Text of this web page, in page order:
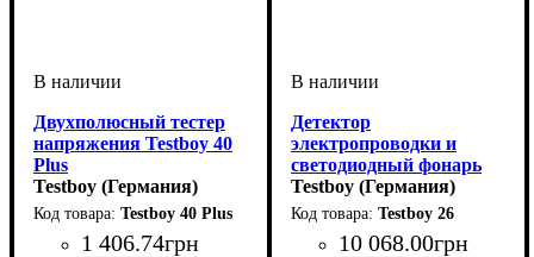
Двухполюсный тестер
напряжения Testboy 40
Plus
Testboy (Германия)
Testboy 40 Plus
1 406.74грн
Детектор
электропроводки и
светодиодный фонарь
Testboy 26
Testboy (Германия)
Testboy 26
10 068.00грн